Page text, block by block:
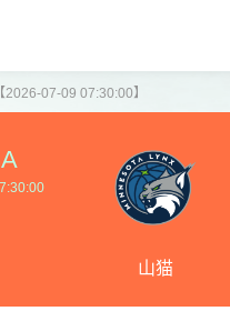
2026-07-09 07:30:00】
山猫